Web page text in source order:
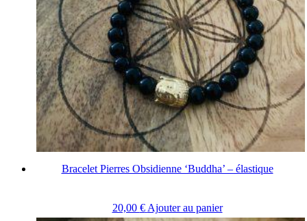
Bracelet Pierres Obsidienne ‘Buddha’ – élastique
20,00 € Ajouter au panier